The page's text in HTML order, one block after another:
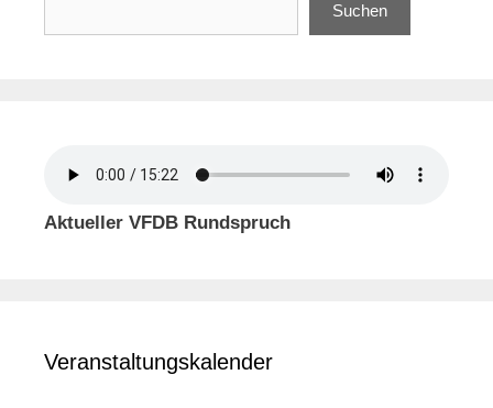
Suchen
Aktueller VFDB Rundspruch
Veranstaltungskalender